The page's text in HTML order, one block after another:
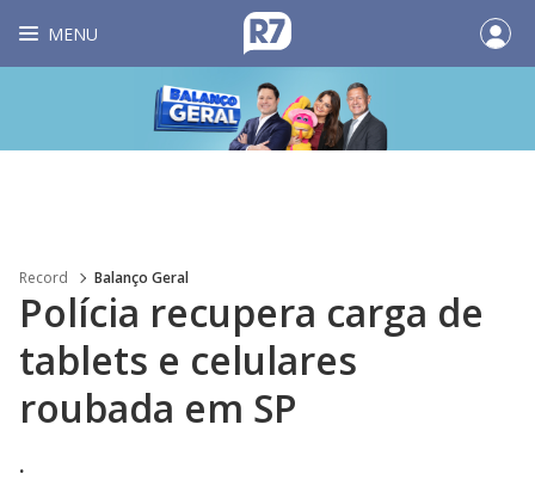
MENU
Record Balanço Geral
Polícia recupera carga de
tablets e celulares
roubada em SP
.